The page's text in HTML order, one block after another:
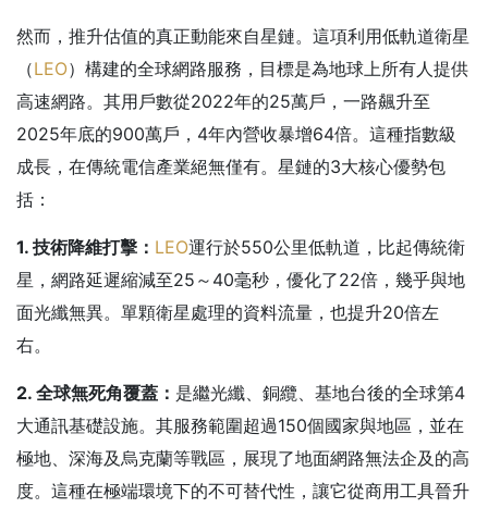
然而，推升估值的真正動能來自星鏈。這項利用低軌道衛星
（LEO）構建的全球網路服務，目標是為地球上所有人提供
高速網路。其用戶數從2022年的25萬戶，一路飆升至
2025年底的900萬戶，4年內營收暴增64倍。這種指數級
成長，在傳統電信產業絕無僅有。星鏈的3大核心優勢包
括：
1. 技術降維打擊： LEO運行於550公里低軌道，比起傳統衛
星，網路延遲縮減至25～40毫秒，優化了22倍，幾乎與地
面光纖無異。單顆衛星處理的資料流量，也提升20倍左
右。
2. 全球無死角覆蓋： 是繼光纖、銅纜、基地台後的全球第4
大通訊基礎設施。其服務範圍超過150個國家與地區，並在
極地、深海及烏克蘭等戰區，展現了地面網路無法企及的高
度。這種在極端環境下的不可替代性，讓它從商用工具晉升